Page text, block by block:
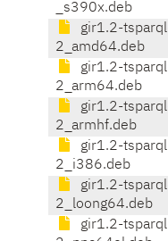
_s390x.deb
gir1.2-
2_amd64.deb
gir1.2-
2_arm64.deb
gir1.2-
2_armhf.deb
gir1.2-
2_i386.deb
gir1.2-
2_loong64.deb
gir1.2-